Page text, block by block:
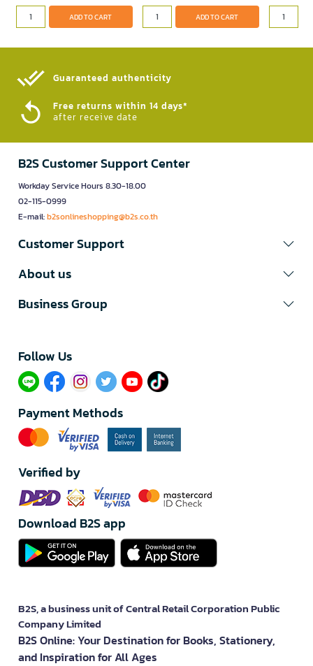
ADD TO CART ADD TO CART
Guaranteed authenticity​
Free returns within 14 days*
after receive date
B2S Customer Support Center
Workday Service Hours 8.30-18.00
02-115-0999
E-mail:b2sonlineshopping@b2s.co.th
Customer Support
About us
Business Group
Follow Us​
Payment Methods
Verified by
Download B2S app
B2S, a business unit of Central Retail Corporation Public
Company Limited
B2S Online: Your Destination for Books, Stationery,
and Inspiration for All Ages